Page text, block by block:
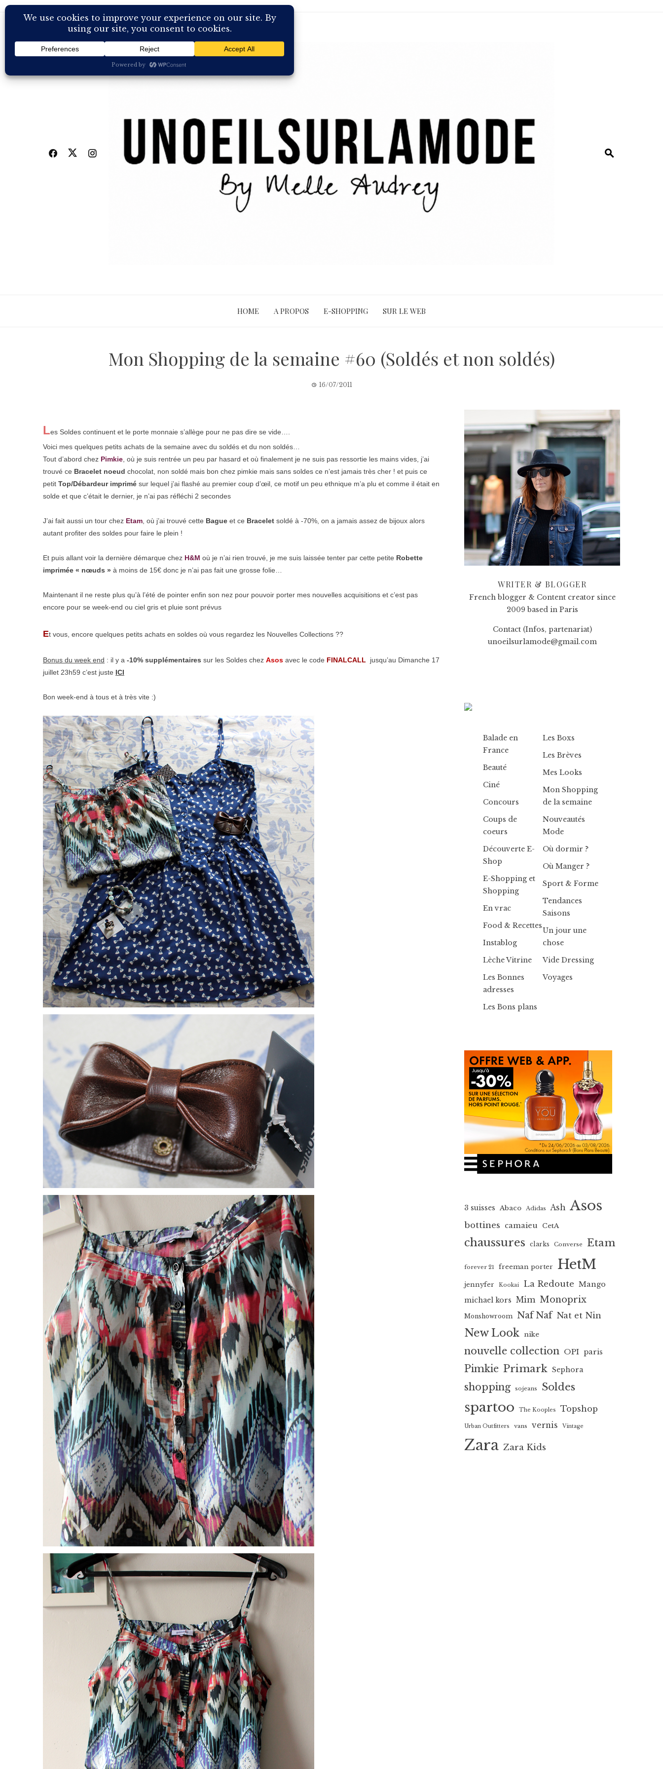
Skip
HOME A PROPOS E-SHOPPING SUR LE WEB
Mon Shopping de la semaine #60 (Soldés et non soldés)
16/07/2011
Les Soldes continuent et le porte monnaie s’allège pour ne pas dire se vide….
Voici mes quelques petits achats de la semaine avec du soldés et du non soldés…
Tout d’abord chez Pimkie, où je suis rentrée un peu par hasard et où finalement je ne suis pas ressortie les mains vides, j’ai
trouvé ce Bracelet noeud chocolat, non soldé mais bon chez pimkie mais sans soldes ce n’est jamais très cher ! et puis ce
petit Top/Débardeur imprimé sur lequel j’ai flashé au premier coup d’œil, ce motif un peu ethnique m’a plu et comme il était en
solde et que c’était le dernier, je n’ai pas réfléchi 2 secondes
J’ai fait aussi un tour chez Etam, où j’ai trouvé cette Bague et ce Bracelet soldé à -70%, on a jamais assez de bijoux alors
autant profiter des soldes pour faire le plein !
Et puis allant voir la dernière démarque chez H&M où je n’ai rien trouvé, je me suis laissée tenter par cette petite Robette
imprimée « nœuds » à moins de 15€ donc je n’ai pas fait une grosse folie…
Maintenant il ne reste plus qu’à l’été de pointer enfin son nez pour pouvoir porter mes nouvelles acquisitions et c’est pas
encore pour se week-end ou ciel gris et pluie sont prévus
Et vous, encore quelques petits achats en soldes où vous regardez les Nouvelles Collections ??
Bonus du week end : il y a -10% supplémentaires sur les Soldes chez Asos avec le code FINALCALL jusqu’au Dimanche 17
juillet 23h59 c’est juste ICI
Bon week-end à tous et à très vite :)
WRITER & BLOGGER
French blogger & Content creator since
2009 based in Paris
Contact (Infos, partenariat)
unoeilsurlamode@gmail.com
Balade en
France
Beauté
Ciné
Concours
Coups de
coeurs
Découverte E-
Shop
E-Shopping et
Shopping
En vrac
Food & Recettes
Instablog
Lèche Vitrine
Les Bonnes
adresses
Les Bons plans
Les Boxs
Les Brèves
Mes Looks
Mon Shopping
de la semaine
Nouveautés
Mode
Où dormir ?
Où Manger ?
Sport & Forme
Tendances
Saisons
Un jour une
chose
Vide Dressing
Voyages
3 suisses Abaco Adidas Ash Asos
bottines camaieu CetA
chaussures clarks Converse Etam
forever 21 freeman porter HetM
jennyfer Kookai La Redoute Mango
michael kors Mim Monoprix
Monshowroom Naf Naf Nat et Nin
New Look nike
nouvelle collection OPI paris
Pimkie Primark Sephora
shopping sojeans Soldes
spartoo The Kooples Topshop
Urban Outfitters vans vernis Vintage
Zara Zara Kids